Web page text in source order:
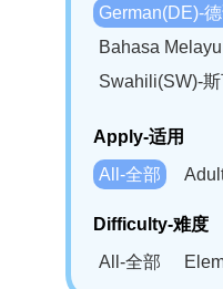
German(DE)-
Bahasa
Swahili(SW)-
Apply-适用
All-全部
Difficulty-难度
All-全部